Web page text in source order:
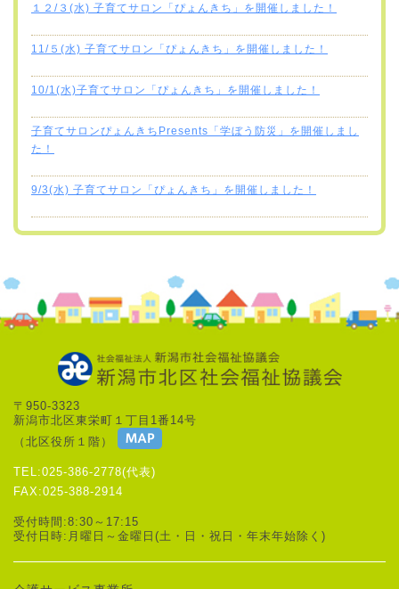
１２/３(水) 子育てサロン「ぴょんきち」を開催しました！
11/５(水) 子育てサロン「ぴょんきち」を開催しました！
10/1(水)子育てサロン「ぴょんきち」を開催しました！
子育てサロンぴょんきちPresents「学ぼう防災」を開催しまし
た！
9/3(水) 子育てサロン「ぴょんきち」を開催しました！
〒950-3323
新潟市北区東栄町１丁目1番14号
（北区役所１階）
TEL:025-386-2778(代表)
FAX:025-388-2914
受付時間:8:30～17:15
受付日時:月曜日～金曜日(土・日・祝日・年末年始除く)